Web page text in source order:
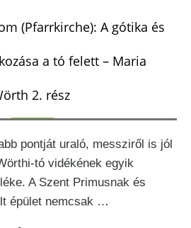
(Pfarrkirche): A gótika és
a tó felett – Maria
2. rész
pontját uraló, messziről is jól
tó vidékének egyik
A Szent Primusnak és
épület nemcsak …